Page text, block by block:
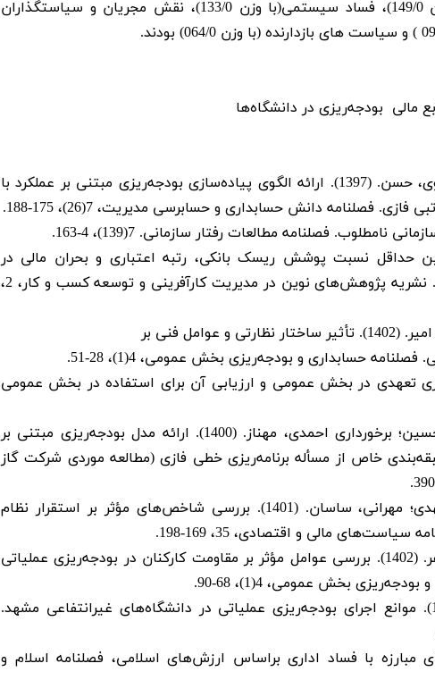
سازمانی (با وزن 212/0)، فرآیند های داخلی (با وزن 149/0)، فساد سیستمی(با وزن 133/0)، نقش مجریان و سیاستگذاران
مالی بودجه‌ریزی در دانشگاه‌ها
آرامش، مسعود؛ معین الدین، محمود؛ دهقان دهنوی، حسن. (1397). ارائه الگوی پیاده‌سازی بودجه‌ریزی مبتنی بر عملکرد با
فصلنامه دانش حسابداری و حسابرسی مدیریت، 7(26)، 175-188.
(1400). بررسی رابطه بین حداقل نسبت پوشش ریسک بانکی، رتبه اعتباری و بحران مالی در
بانک‌های پذیرفته شده در بورس اوراق بهادار تهران. نشریه پژوهش‌های نوین در مدیریت کارآفرینی و توسعه کسب و کار، 2،
فنی بر
حسابداری و بودجه‌ریزی بخش عمومی، 4(1)، 28-51.
از حسابداری تعهدی در بخش عمومی و ارزیابی آن برای استفاده در بخش عمومی
بهادری، مریم؛ طالب نیا، قدرت الله؛ رنجبر، محمدحسین؛ برخورداری احمدی، مهناز. (1400). ارائه مدل بودجه‌ریزی مبتنی بر
خاص از مسأله برنامه‌ریزی خطی فازی (مطالعه موردی شرکت گاز
پورغفار، جواد؛ محمدزاده سالطه، حیدر؛ زینالی، مهدی؛ مهرانی، ساسان. (1401). بررسی شاخص‌های مؤثر بر استقرار نظام
مالی و اقتصادی، 35، 169-198.
جمشیدی، طیبه؛ کاکنه پور، امیر؛ ایازی، محمد طاهر. (1402). بررسی عوامل مؤثر بر مقاومت کارکنان در بودجه‌ریزی عملیاتی
بخش عمومی، 4(1)، 68-90.
حبیب زاده بایگی، سیدجواد؛ امینی، طاهره. (1401). موانع اجرای بودجه‌ریزی عملیاتی در دانشگاه‌های غیرانتفاعی مشهد.
عبدالحمید. (1391). راهکارهای مبارزه با فساد اداری براساس ارزش‌های اسلامی، فصلنامه اسلام و